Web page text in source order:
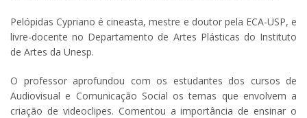
Pelópidas Cypriano é cineasta, mestre e doutor pela ECA-USP, e
livre-docente no Departamento de Artes Plásticas do Instituto
de Artes da Unesp.
O professor aprofundou com os estudantes dos cursos de
Audiovisual e Comunicação Social os temas que envolvem a
criação de videoclipes. Comentou a importância de ensinar o